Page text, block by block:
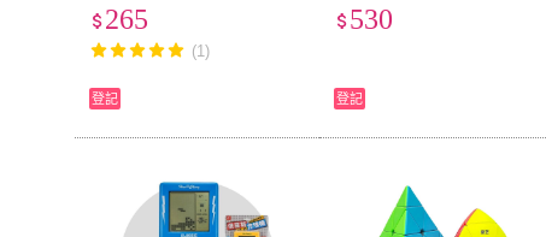
版/前後車門可開/附電池/聲
265
(1)
登記
亮/3.7V充電池/時速30公里K
530
登記